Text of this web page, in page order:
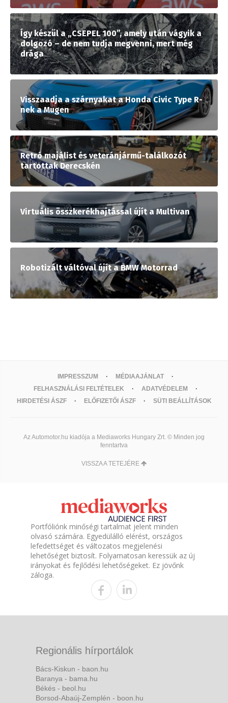
Így készül a „CSEPEL 100”, amely után vágyik a
dolgozó – de nem tudja megvenni, mert még
drága
Visszaadja a szárnyakat a Honda Civic Type R-
nek a Mugen
Retró majálist és veteránjármű-találkozót
tartottak Derecskén
Virtuális összkerékhajtással újít a Multivan
Robotizált váltóval újít a BMW Motorrad
IMPRESSZUM
MÉDIAAJÁNLAT
FELHASZNÁLÁSI FELTÉTELEK
ADATVÉDELEM
HIRDETÉSI ÁSZF
ELŐFIZETŐI ÁSZF SÜTI BEÁLLÍTÁSOK
Az Automotor.hu kiadója a Mediaworks Hungary Zrt. © Minden jog
fenntartva
VISSZA A TETEJÉRE
Portfóliónk minőségi tartalmat jelent minden
olvasó számára. Egyedülálló elérést, országos
lefedettséget és változatos megjelenési
lehetőséget biztosít. Folyamatosan keressük az új
irányokat és fejlődési lehetőségeket. Ez jövőnk
záloga.
Regionális hírportálok
Bács-Kiskun - baon.hu
Baranya - bama.hu
Békés - beol.hu
Borsod-Abaúj-Zemplén - boon.hu